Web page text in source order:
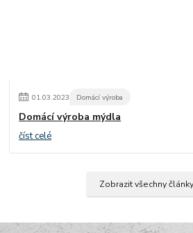
01.03.2023 Domácí výroba
Domácí výroba mýdla
číst celé
Zobrazit všechny články